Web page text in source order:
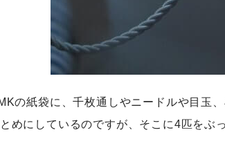
の紙袋に、千枚通しやニードルや目玉
めにしているのですが、そこに4匹をぶ